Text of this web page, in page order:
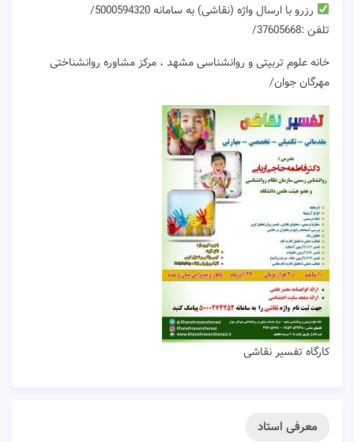
رزرو با ارسال واژه (نقاشی) به سامانه 5000594320/
تلفن :37605668/
خانه علوم تربیتی و روانشناسی مشهد ، مرکز مشاوره روانشناختی
مهرگان جوان/
کارگاه تفسیر نقاشی
معرفی استاد